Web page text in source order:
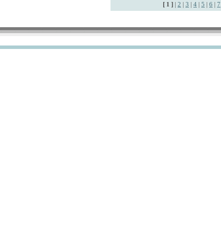
[ 1 ] | 2 | 3 | 4 | 5 | 6 | 7